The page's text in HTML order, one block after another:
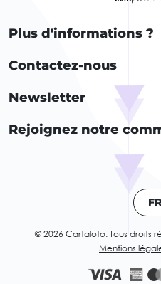
Plus d'informations ?
Contactez-nous
Newsletter
Rejoignez notre
FR
© 2026 Cartaloto. Tous droits
Mentions